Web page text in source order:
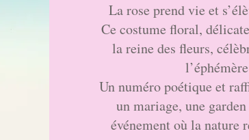
La rose prend vie et
Ce costume floral,
la reine des fleurs,
Un numéro poétique et
un mariage, une
événement où la nature